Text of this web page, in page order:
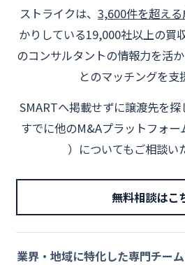
ストライクは、 3,600件を超え
かりしている19,000社以上の買
のコンサルタントの情報力を活
とのマッチングを支
SMARTへ掲載せずに譲渡先を探
すでに他のM&Aプラットフォー
）についてもご相談い
無料相談はこ
業界・地域に特化した専門チー